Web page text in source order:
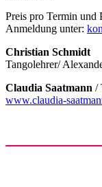
Preis pro Termin und
Anmeldung unter:
Christian Schmidt
Tangolehrer/
Claudia Saatmann /
www.claudia-